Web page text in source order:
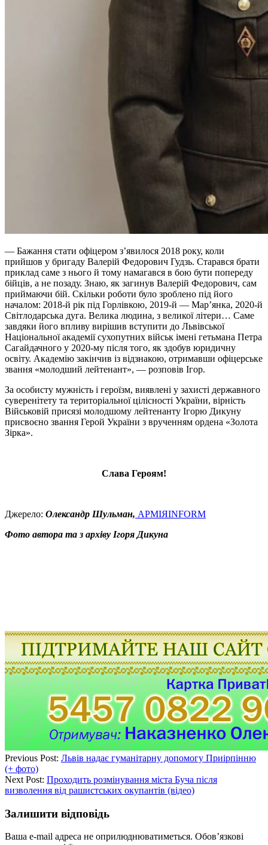
— Бажання стати офіцером з’явилося 2018 року, коли
прийшов у бригаду Валерій Федорович Гудзь. Старався брати
приклад саме з нього й тому намагався в бою бути попереду
бійців, а не позаду. Знаю, як загинув Валерій Федорович, сам
приймаючи бій. Скільки роботи було зроблено під його
началом: 2018-й рік під Горлівкою, 2019-й — Мар’янка, 2020-й
Світлодарська дуга. Велика людина, з великої літери… Саме
завдяки його впливу вирішив вступити до Львівської
Національної академії сухопутних військ імені гетьмана Петра
Сагайдачного у 2020-му після того, як здобув юридичну
освіту. Академію закінчив із відзнакою, отримавши офіцерське
звання «молодший лейтенант», — розповів Ігор.
За особисту мужність і героїзм, виявлені у захисті державного
суверенітету та територіальної цілісності України, вірність
Військовій присязі молодшому лейтенанту Ігорю Дикуну
присвоєно звання Герой України з врученням ордена «Золота
Зірка».
Слава Героям!
Джерело: Олександр Шульман, АРМІЯINFORM
Фото автора та з архіву Ігоря Дикуна
Previous Post: Львів надає гуманітарну допомогу Приірпінню
(+ фото)
Next Post: Проходить розмінування міста Буча після
визволення від рашистських окупантів (відео)
Залишити відповідь
Ваша e-mail адреса не оприлюднюватиметься. Обов’язкові